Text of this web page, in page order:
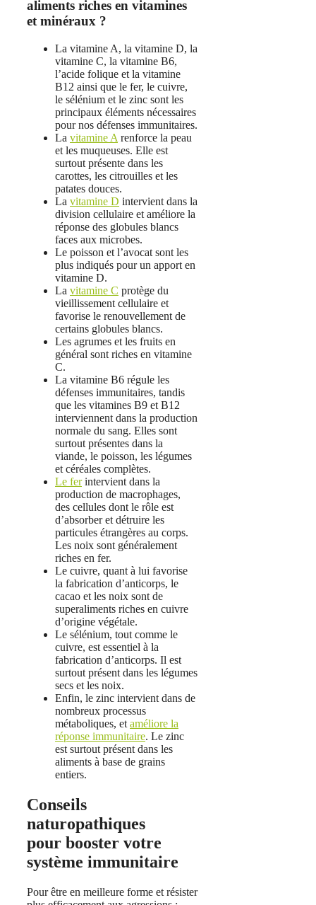
aliments riches en vitamines
et minéraux ?
La vitamine A, la vitamine D, la
vitamine C, la vitamine B6,
l’acide folique et la vitamine
B12 ainsi que le fer, le cuivre,
le sélénium et le zinc sont les
principaux éléments nécessaires
pour nos défenses immunitaires.
La vitamine A renforce la peau
et les muqueuses. Elle est
surtout présente dans les
carottes, les citrouilles et les
patates douces.
La vitamine D intervient dans la
division cellulaire et améliore la
réponse des globules blancs
faces aux microbes.
Le poisson et l’avocat sont les
plus indiqués pour un apport en
vitamine D.
La vitamine C protège du
vieillissement cellulaire et
favorise le renouvellement de
certains globules blancs.
Les agrumes et les fruits en
général sont riches en vitamine
C.
La vitamine B6 régule les
défenses immunitaires, tandis
que les vitamines B9 et B12
interviennent dans la production
normale du sang. Elles sont
surtout présentes dans la
viande, le poisson, les légumes
et céréales complètes.
Le ferintervient dans la
production de macrophages,
des cellules dont le rôle est
d’absorber et détruire les
particules étrangères au corps.
Les noix sont généralement
riches en fer.
Le cuivre, quant à lui favorise
la fabrication d’anticorps, le
cacao et les noix sont de
superaliments riches en cuivre
d’origine végétale.
Le sélénium, tout comme le
cuivre, est essentiel à la
fabrication d’anticorps. Il est
surtout présent dans les légumes
secs et les noix.
Enfin, le zinc intervient dans de
nombreux processus
métaboliques, et améliore la
réponse immunitaire. Le zinc
est surtout présent dans les
aliments à base de grains
entiers.
Conseils
naturopathiques
pour booster votre
système immunitaire
Pour être en meilleure forme et résister